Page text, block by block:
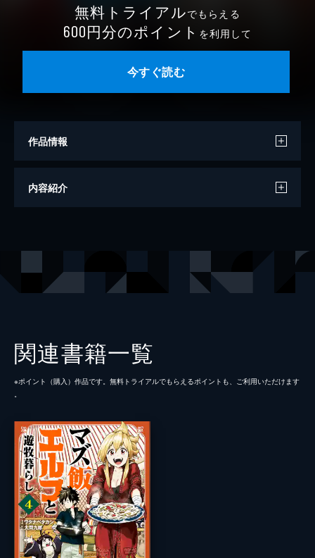
無料トライアルでもらえる
600円分のポイント を利用して
今すぐ読む
作品情報
原作
内容紹介
関連書籍一覧
※ポイント（購⼊）作品です。無料トライアルでもらえるポイントも、ご利⽤いただけます
。